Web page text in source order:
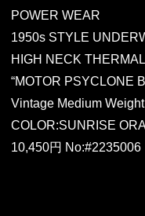
POWER WEAR
1950s STYLE
HIGH NECK
“MOTOR PSYCLONE
Vintage Medium
COLOR:SUNRISE
10,450円 No:#2235006